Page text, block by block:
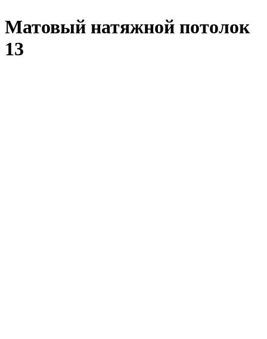
Матовый натяжной потолок
13